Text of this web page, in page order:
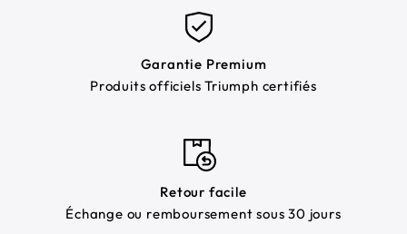
Garantie Premium
Produits officiels Triumph certifiés
Retour facile
Échange ou remboursement sous 30 jours